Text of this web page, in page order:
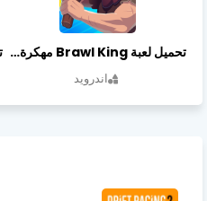
تحميل لعبة Brawl King مهكرة أخر إصدار
اندرويد